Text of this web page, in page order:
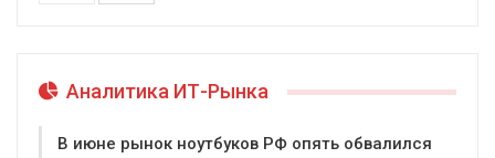
Аналитика ИТ-Рынка
В июне рынок ноутбуков РФ опять обвалился